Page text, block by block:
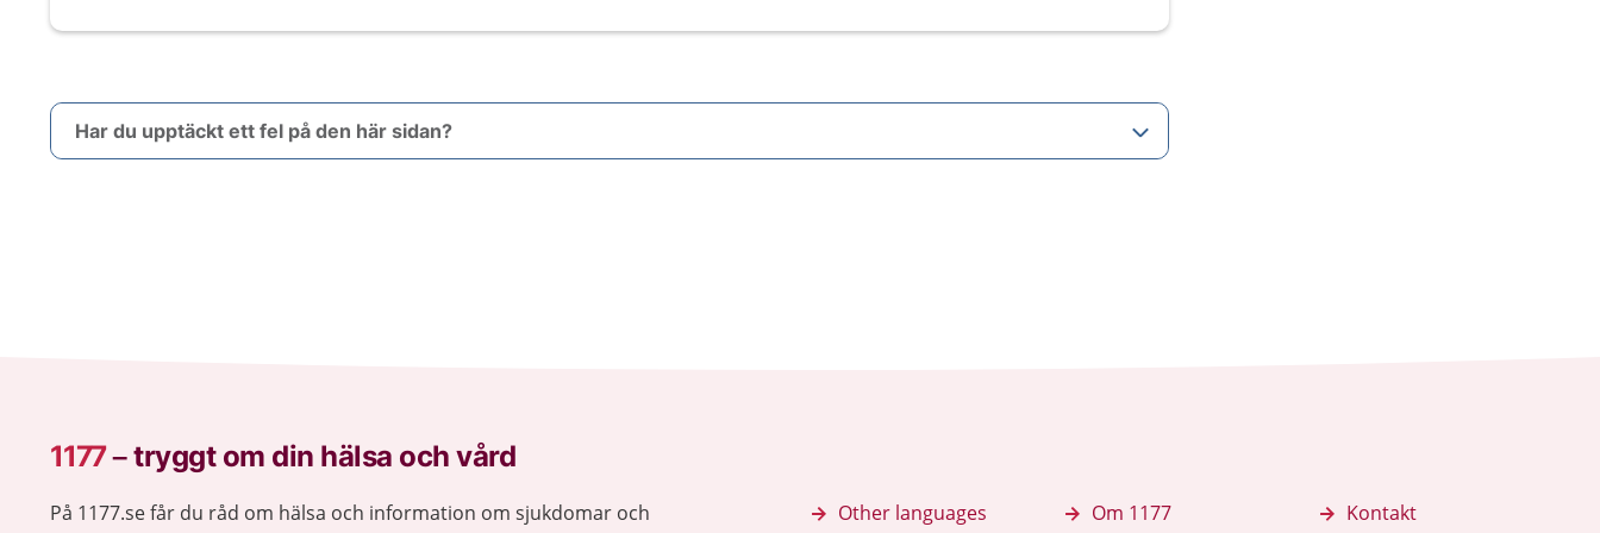
Har du upptäckt ett fel på den här sidan?
1177–tryggt om din hälsa och vård
På 1177.se får du råd om hälsa och information om sjukdomar och
Other languages Om 1177 Kontakt